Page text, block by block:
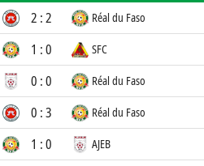
2 : 2 Réal du Faso
1 : 0 SFC
0 : 0 Réal du Faso
0 : 3 Réal du Faso
1 : 0 AJEB